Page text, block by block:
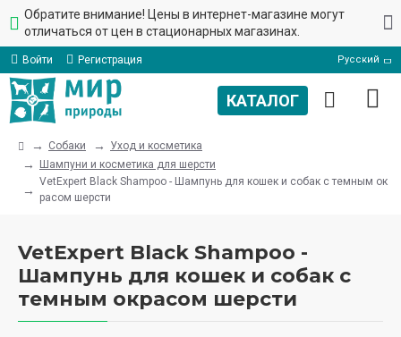
Обратите внимание! Цены в интернет-магазине могут
отличаться от цен в стационарных магазинах.
Войти Регистрация Русский
Собаки
Уход и косметика
Шампуни и косметика для шерсти
VetExpert Black Shampoo - Шампунь для кошек и собак с темным ок
расом шерсти
VetExpert Black Shampoo -
Шампунь для кошек и собак с
темным окрасом шерсти